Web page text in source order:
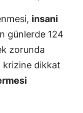
insani
günlerde 124
zorunda
krizine dikkat